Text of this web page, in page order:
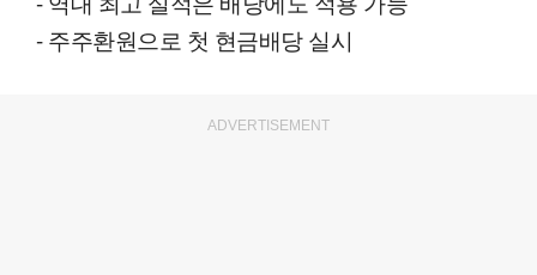
- 주주환원으로 첫 현금배당 실시
ADVERTISEMENT